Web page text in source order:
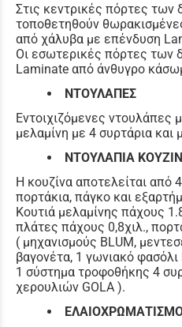
Στις κεντρικές πόρτες των
τοποθετηθούν
από χάλυβα με επένδυση
Οι εσωτερικές πόρτες των
Laminate από άνθυγρο
ΝΤΟΥΛΑΠΕΣ
Εντοιχιζόμενες ντουλάπες
μελαμίνη με 4 συρτάρια και
ΝΤΟΥΛΑΠΙΑ
Η κουζίνα αποτελείται από
πορτάκια, πάγκο και
Κουτιά μελαμίνης πάχους
πλάτες πάχους 0,8χιλ.,
( μηχανισμούς BLUM,
βαγονέτα, 1 γωνιακό φασόλι
1 σύστημα τροφοθήκης 4
χερουλιών GOLA ).